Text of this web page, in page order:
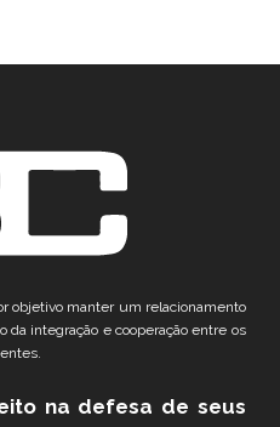
objetivo manter um relacionamento
da integração e cooperação entre os
na defesa de seus